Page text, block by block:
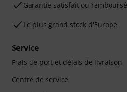
Garantie satisfait ou remboursé
Le plus grand stock d'Europe
Service
Frais de port et délais de livraison
Centre de service